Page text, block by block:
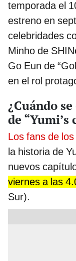
temporada el
estreno en
celebridades
Minho de
Go Eun de
en el rol
¿Cuándo
de “Yumi’s
Los fans de
la historia de
nuevos
viernes a las
Sur).